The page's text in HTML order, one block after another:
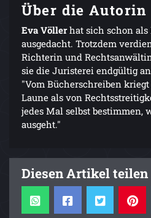
Über die Autorin
Eva Völlerhat sich schon
ausgedacht. Trotzdem
Richterin und
sie die Juristerei endgültig
"Vom Bücherschreiben
Laune als von
jedes Mal selbst bestimmen,
ausgeht."
Diesen Artikel teilen